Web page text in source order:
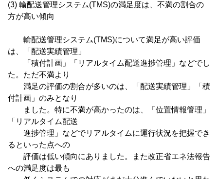
(3) 輸配送管理システム(TMS)の満足度は、不満の割合の
方が高い傾向
輸配送管理システム(TMS)について満足が高い評価
は、「配送実績管理」
「積付計画」「リアルタイム配送進捗管理」などでし
た。ただ不満より
満足の評価の割合が多いのは、「配送実績管理」「積
付計画」のみとなり
ました。特に不満が高かったのは、「位置情報管理」
「リアルタイム配送
進捗管理」などでリアルタイムに運行状況を把握でき
るといった点への
評価は低い傾向にありました。また改正省エネ法報告
への満足度は最も